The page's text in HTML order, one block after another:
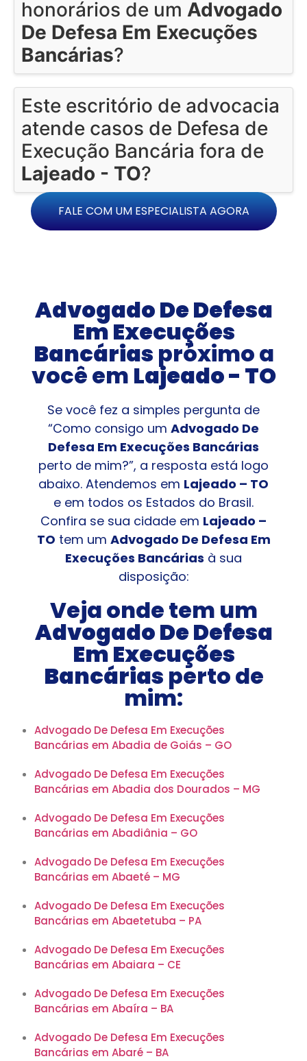
honorários de um Advogado
De Defesa Em Execuções
Bancárias?
Este escritório de advocacia
atende casos de Defesa de
Execução Bancária fora de
Lajeado - TO?
FALE COM UM ESPECIALISTA AGORA
Advogado De Defesa
Em Execuções
Bancárias próximo a
você em Lajeado - TO
Se você fez a simples pergunta de
“Como consigo um Advogado De
Defesa Em Execuções Bancárias
perto de mim?”, a resposta está logo
abaixo. Atendemos em Lajeado – TO
e em todos os Estados do Brasil.
Confira se sua cidade em Lajeado –
TO tem um Advogado De Defesa Em
Execuções Bancárias à sua
disposição:
Veja onde tem um
Advogado De Defesa
Em Execuções
Bancárias perto de
mim:
Advogado De Defesa Em Execuções
Bancárias em Abadia de Goiás – GO
Advogado De Defesa Em Execuções
Bancárias em Abadia dos Dourados – MG
Advogado De Defesa Em Execuções
Bancárias em Abadiânia – GO
Advogado De Defesa Em Execuções
Bancárias em Abaeté – MG
Advogado De Defesa Em Execuções
Bancárias em Abaetetuba – PA
Advogado De Defesa Em Execuções
Bancárias em Abaiara – CE
Advogado De Defesa Em Execuções
Bancárias em Abaíra – BA
Advogado De Defesa Em Execuções
Bancárias em Abaré – BA